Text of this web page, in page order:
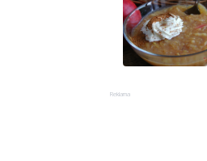
Reklama